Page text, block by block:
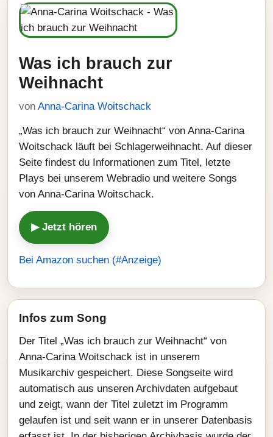
Was ich brauch zur
Weihnacht
von Anna-Carina Woitschack
„Was ich brauch zur Weihnacht“ von Anna-Carina
Woitschack läuft bei Schlagerweihnacht. Auf dieser
Seite findest du Informationen zum Titel, letzte
Plays bei unserem Webradio und weitere Songs
von Anna-Carina Woitschack.
▶ Jetzt hören
Bei Amazon suchen (#Anzeige)
Infos zum Song
Der Titel „Was ich brauch zur Weihnacht“ von
Anna-Carina Woitschack ist in unserem
Musikarchiv gespeichert. Diese Songseite wird
automatisch aus unseren Archivdaten aufgebaut
und zeigt, wann der Titel zuletzt im Programm
gelaufen ist und seit wann er in unserer Datenbasis